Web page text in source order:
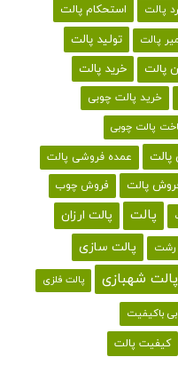
پالت استحکام پالت
پالت تولید پالت
پالت خرید پالت
خرید پالت چوبی
پالت چوبی
پالت عمده فروشی پالت
پالت فروش چوب
پالت پالت ارزان
رشت پالت سازی
پالت شهبازی پالت فلزی
باکیفیت
کیفیت پالت